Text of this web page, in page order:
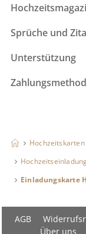
Sprüche und
Unterstützung
Hochzeitskarten
Einladungskarte
AGB
Über uns